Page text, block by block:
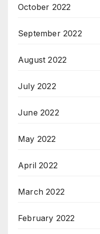
October 2022
September 2022
August 2022
July 2022
June 2022
May 2022
April 2022
March 2022
February 2022